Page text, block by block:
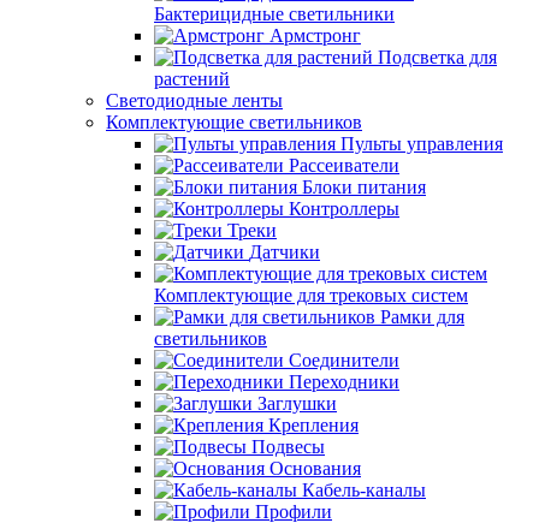
Бактерицидные светильники
Армстронг
Подсветка для
растений
Светодиодные ленты
Комплектующие светильников
Пульты управления
Рассеиватели
Блоки питания
Контроллеры
Треки
Датчики
Комплектующие для трековых систем
Рамки для
светильников
Соединители
Переходники
Заглушки
Крепления
Подвесы
Основания
Кабель-каналы
Профили